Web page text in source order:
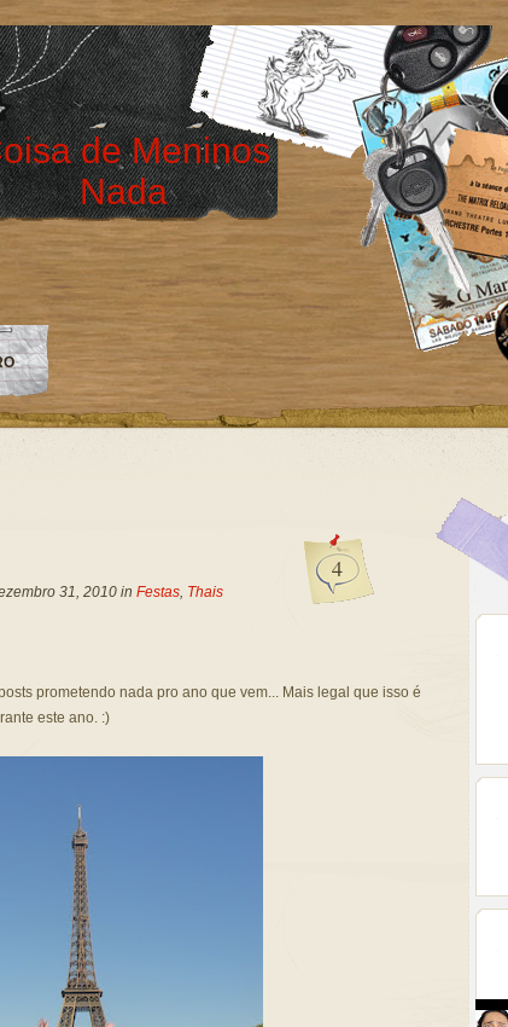
de Meninos
Nada
4
31, 2010 in Festas, Thais
prometendo nada pro ano que vem... Mais legal que isso é
este ano. :)